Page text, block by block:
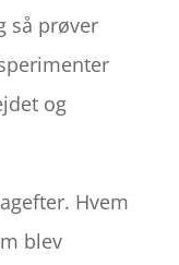
så prøver
og
Hvem
blev